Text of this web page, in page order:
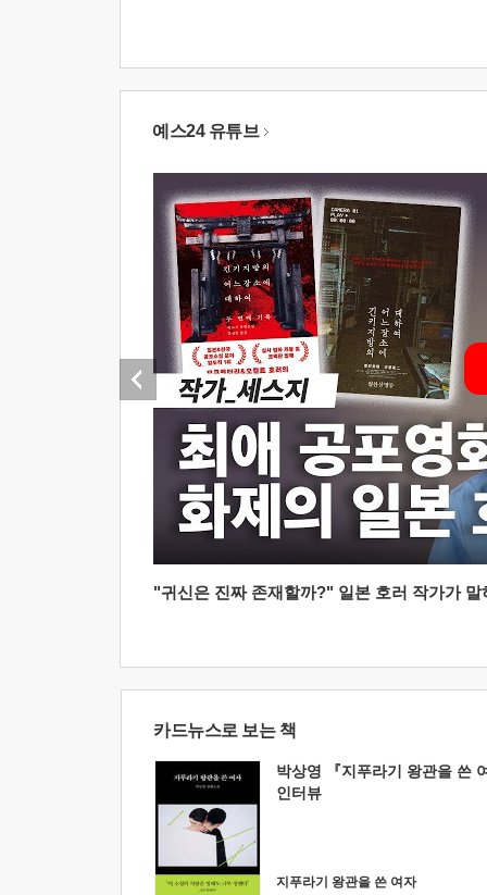
예스24 유튜브
"귀신은 진짜 존재할까?" 일본 호러 작가가
카드뉴스로 보는 책
박상영 『지푸라기 왕관을 쓴
인터뷰
지푸라기 왕관을 쓴 여자